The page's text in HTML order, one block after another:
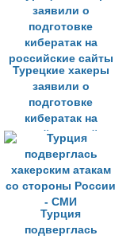
посольства
Турецкие хакеры
заявили о
подготовке
кибератак на
российские сайты
Турция
подверглась